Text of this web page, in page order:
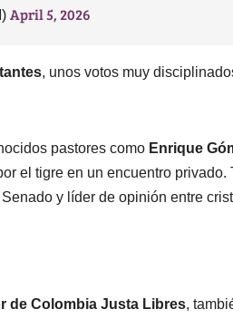
April 5, 2026
, unos votos muy
pastores como Enrique
el tigre en un encuentro privado.
y líder de opinión entre
de Colombia Justa Libres,